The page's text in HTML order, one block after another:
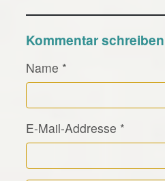
Kommentar schreiben
Name *
E-Mail-Addresse *